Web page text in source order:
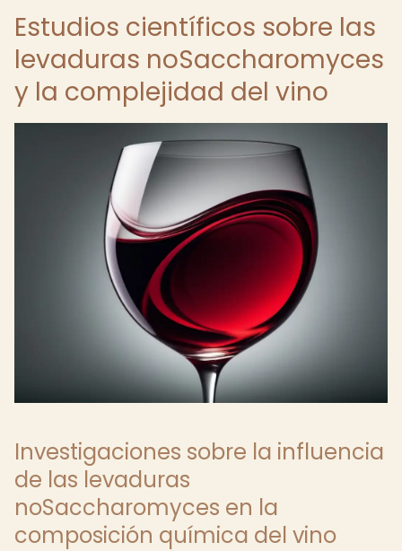
Estudios científicos sobre las
levaduras noSaccharomyces
y la complejidad del vino
Investigaciones sobre la influencia
de las levaduras
noSaccharomyces en la
composición química del vino